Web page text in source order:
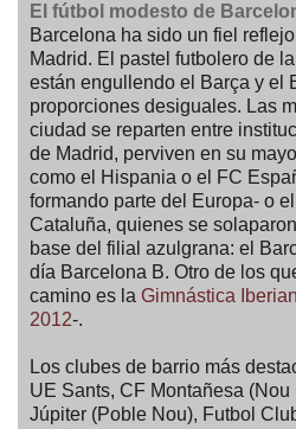
El fútbol modesto de
Barcelona ha sido un fiel
Madrid. El pastel futbolero de
están engullendo el Barça y el
proporciones desiguales. Las
ciudad se reparten entre
de Madrid, perviven en su
como el Hispania o el FC
formando parte del Europa- o
Cataluña, quienes se
base del filial azulgrana: el
día Barcelona B. Otro de los
camino es la Gimnástica
2012-.
Los clubes de barrio más
UE Sants, CF Montañesa
Júpiter (Poble Nou), Futbol